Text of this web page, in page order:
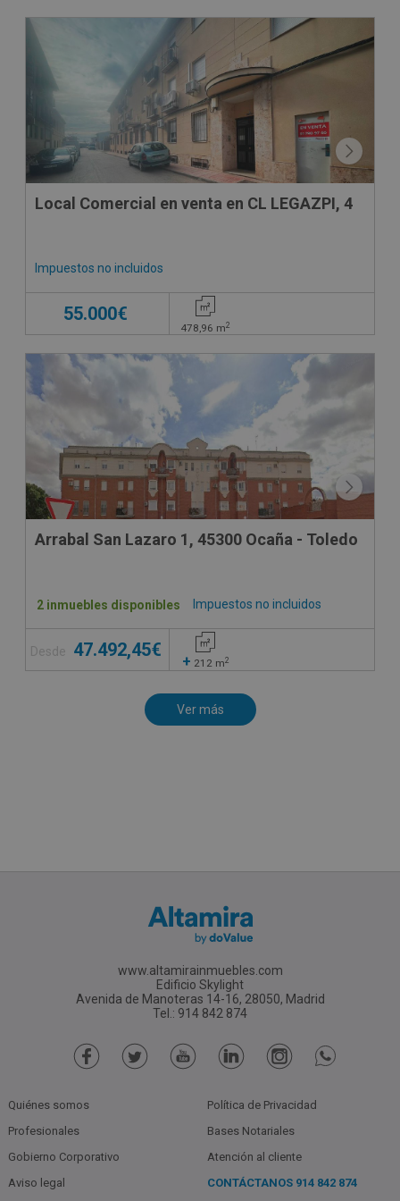
Local Comercial en venta en CL LEGAZPI, 4
Impuestos no incluidos
55.000€
478,96 m2
Arrabal San Lazaro 1, 45300 Ocaña - Toledo
Impuestos no incluidos
2 inmuebles disponibles
Desde 47.492,45€
+ 212 m2
www.altamirainmuebles.com
Edificio Skylight
Avenida de Manoteras 14-16, 28050, Madrid
Tel.: 914 842 874
Quiénes somos
Profesionales
Gobierno Corporativo
Aviso legal
Política de Privacidad
Bases Notariales
Atención al cliente
CONTÁCTANOS 914 842 874